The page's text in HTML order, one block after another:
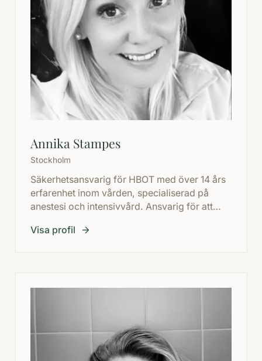
Annika Stampes
Stockholm
Säkerhetsansvarig för HBOT med över 14 års
erfarenhet inom vården, specialiserad på
anestesi och intensivvård. Ansvarig för att
och driftsäkerhet i en högspecialiserad
Visa profil